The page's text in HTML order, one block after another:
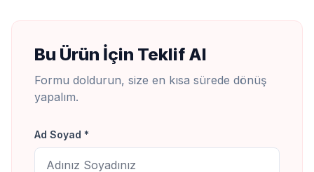
Bu Ürün İçin Teklif Al
Formu doldurun, size en kısa sürede dönüş
yapalım.
Ad Soyad *